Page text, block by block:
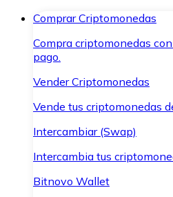
Comprar Criptomonedas
Compra criptomonedas
pago.
Vender Criptomonedas
Vende tus criptomonedas
Intercambiar (Swap)
Intercambia tus
Bitnovo Wallet